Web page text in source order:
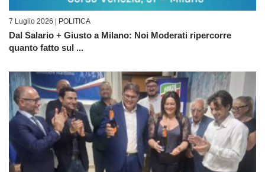
7 Luglio 2026 | POLITICA
Dal Salario + Giusto a Milano: Noi Moderati ripercorre
quanto fatto sul ...